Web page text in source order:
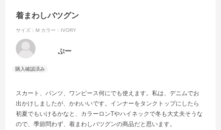
着まわしバツグン
サイズ：M カラー：IVORY
ぷー
スカート、パンツ、ワンピース何にでも使えます。私は、デニムでお
出かけしましたが、かわいいです。インナーをタンクトップにしたら
初夏でもいけるかなと、カラーロンTやハイネックで冬も大丈夫そうな
ので、季節問わず、着まわしバツグンの商品だと思います。